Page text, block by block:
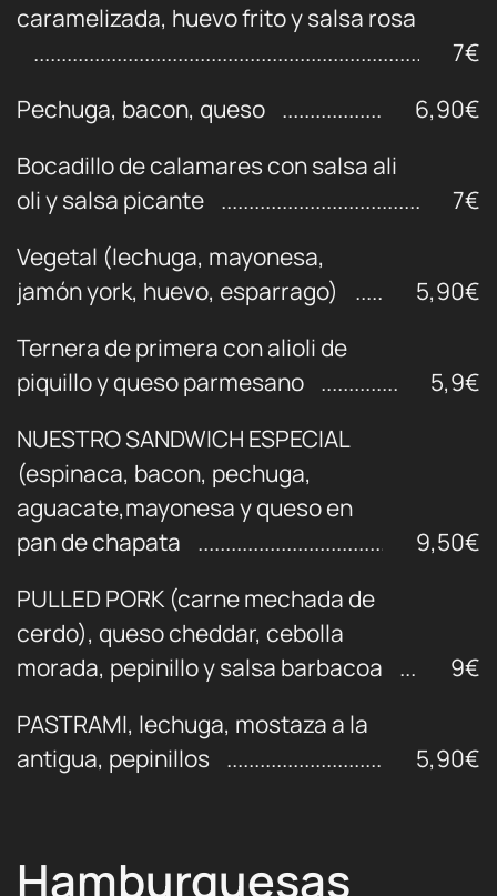
caramelizada, huevo frito y salsa rosa
7€
Pechuga, bacon, queso
6,90€
Bocadillo de calamares con salsa ali
oli y salsa picante
7€
Vegetal (lechuga, mayonesa,
jamón york, huevo, esparrago)
5,90€
Ternera de primera con alioli de
piquillo y queso parmesano
5,9€
NUESTRO SANDWICH ESPECIAL
(espinaca, bacon, pechuga,
aguacate,mayonesa y queso en
pan de chapata
9,50€
PULLED PORK (carne mechada de
cerdo), queso cheddar, cebolla
morada, pepinillo y salsa barbacoa
9€
PASTRAMI, lechuga, mostaza a la
antigua, pepinillos
5,90€
Hamburguesas